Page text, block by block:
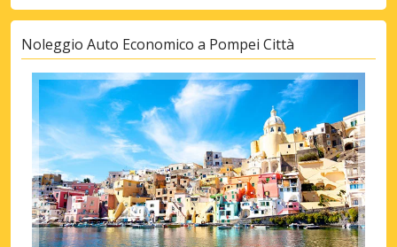
Noleggio Auto Economico a Pompei Città